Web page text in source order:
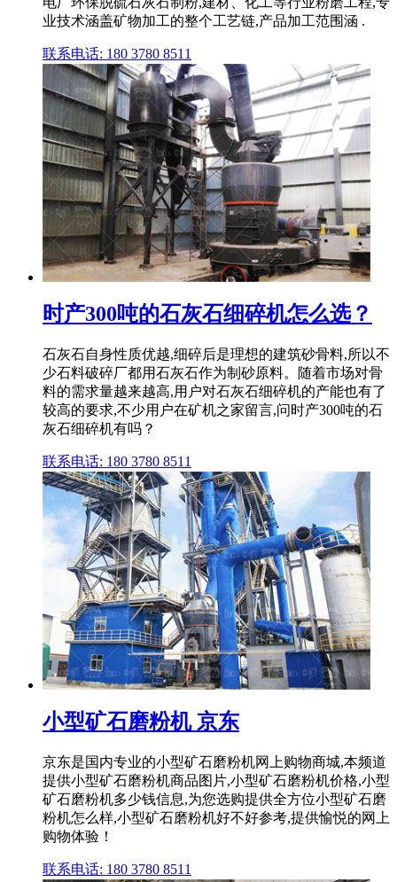
业技术涵盖矿物加工的整个工艺链,产品加工范围涵 .
联系电话: 180 3780 8511
时产300吨的石灰石细碎机怎么选？
石灰石自身性质优越,细碎后是理想的建筑砂骨料,所以不
少石料破碎厂都用石灰石作为制砂原料。随着市场对骨
料的需求量越来越高,用户对石灰石细碎机的产能也有了
较高的要求,不少用户在矿机之家留言,问时产300吨的石
灰石细碎机有吗？
联系电话: 180 3780 8511
小型矿石磨粉机 京东
京东是国内专业的小型矿石磨粉机网上购物商城,本频道
提供小型矿石磨粉机商品图片,小型矿石磨粉机价格,小型
矿石磨粉机多少钱信息,为您选购提供全方位小型矿石磨
粉机怎么样,小型矿石磨粉机好不好参考,提供愉悦的网上
购物体验！
联系电话: 180 3780 8511